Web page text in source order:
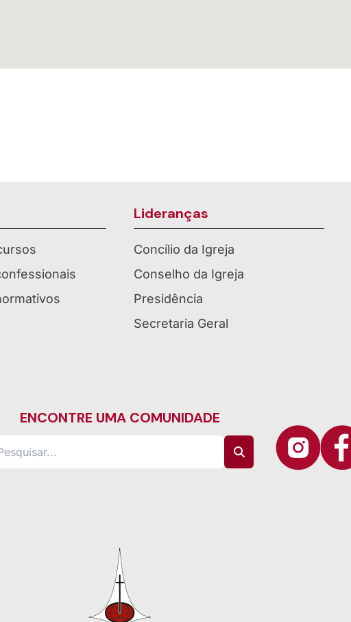
Lideranças
Concílio da Igreja
Conselho da Igreja
Presidência
Secretaria Geral
ENCONTRE UMA COMUNIDADE